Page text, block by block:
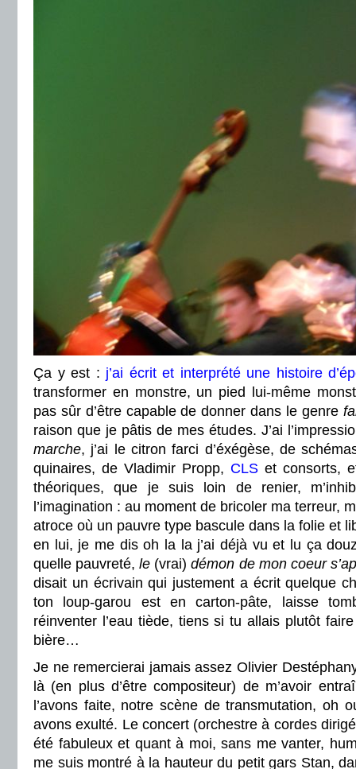
Ça y est : j’ai écrit et interprété une histoire
transformer en monstre, un pied lui-même
pas sûr d’être capable de donner dans le genre
raison que je pâtis de mes études. J’ai
marche, j’ai le citron farci d’éxégèse, de
quinaires, de Vladimir Propp, CLS et consorts,
théoriques, que je suis loin de renier,
l’imagination : au moment de bricoler ma terreur,
atroce où un pauvre type bascule dans la folie et
en lui, je me dis oh la la j’ai déjà vu et lu ça
quelle pauvreté,le (vrai)démon de mon coeur
disait un écrivain qui justement a écrit quelque
ton loup-garou est en carton-pâte, laisse
réinventer l’eau tiède, tiens si tu allais plutôt
bière…
Je ne remercierai jamais assez Olivier
là (en plus d’être compositeur) de m’avoir
l’avons faite, notre scène de transmutation, oh
avons exulté. Le concert (orchestre à cordes
été fabuleux et quant à moi, sans me vanter,
me suis montré à la hauteur du petit gars Stan,